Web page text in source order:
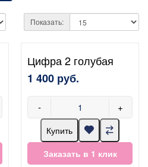
Показать:
Цифра 2 голубая
1 400 руб.
- +
Купить
Заказать в 1 клик